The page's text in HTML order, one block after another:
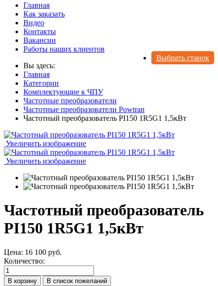
Главная
Как заказать
Видео
Контакты
Вакансии
Работы наших клиентов
Выбрать станок
Вы здесь:
Главная
Категории
Комплектующие к ЧПУ
Частотные преобразователи
Частотные преобразователи Powtran
Частотный преобразователь PI150 1R5G1 1,5кВт
Увеличить изображение
Увеличить изображение
Частотный преобразователь
PI150 1R5G1 1,5кВт
Цена: 16 100 руб.
Количество: